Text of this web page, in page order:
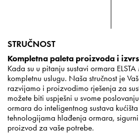
STRUČNOST
Kompletna paleta proizvoda i
Kada su u pitanju sustavi ormara
kompletnu uslugu. Naša stručnost je
razvijamo i proizvodimo rješenja za
možete biti uspješni u svome
ormara do inteligentnog sustava
tehnologijama hlađenja ormara,
proizvod za vaše potrebe.